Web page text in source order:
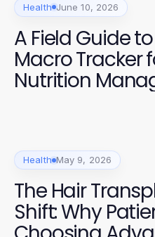
Health June 10, 2026
A Field Guide
Macro Tracker
Nutrition
Health May 9, 2026
The Hair
Shift: Why